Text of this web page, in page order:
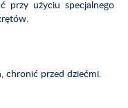
przy użyciu specjalnego
chronić przed dziećmi.